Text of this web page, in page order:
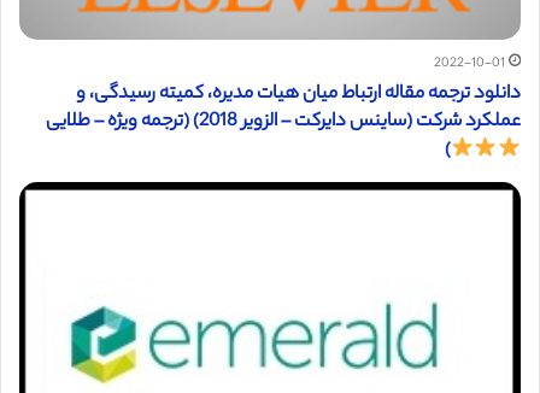
2022-10-01
دانلود ترجمه مقاله ارتباط میان هیات مدیره، کمیته رسیدگی، و
عملکرد شرکت (ساینس دایرکت – الزویر 2018) (ترجمه ویژه – طلایی
)